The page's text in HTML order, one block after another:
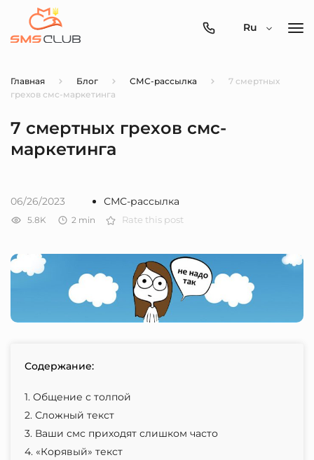
0800-
Ru
Главная Блог СМС-рассылка
7 смертных
грехов смс-маркетинга
7 смертных грехов смс-
маркетинга
06/26/2023 СМС-рассылка
5.8K 2 min Rate this post
Содержание:
1. Общение с толпой
2. Сложный текст
3. Ваши смс приходят слишком часто
4. «Корявый» текст